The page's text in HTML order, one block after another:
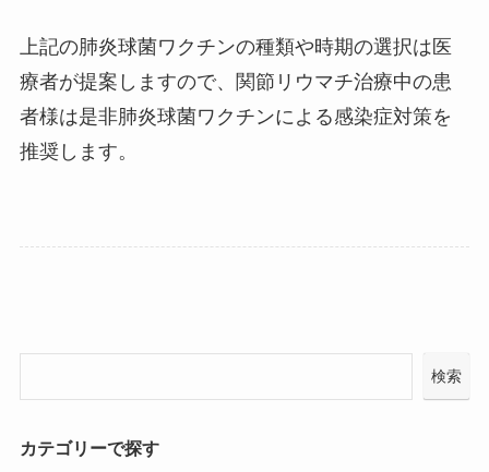
上記の肺炎球菌ワクチンの種類や時期の選択は医
療者が提案しますので、関節リウマチ治療中の患
者様は是非肺炎球菌ワクチンによる感染症対策を
推奨します。
検索
カテゴリーで探す